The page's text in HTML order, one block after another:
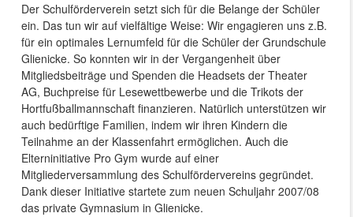
Der Schulförderverein setzt sich für die Belange der Schüler
ein. Das tun wir auf vielfältige Weise: Wir engagieren uns z.B.
für ein optimales Lernumfeld für die Schüler der Grundschule
Glienicke. So konnten wir in der Vergangenheit über
Mitgliedsbeiträge und Spenden die Headsets der Theater
AG, Buchpreise für Lesewettbewerbe und die Trikots der
Hortfußballmannschaft finanzieren. Natürlich unterstützen wir
auch bedürftige Familien, indem wir ihren Kindern die
Teilnahme an der Klassenfahrt ermöglichen. Auch die
Elterninitiative Pro Gym wurde auf einer
Mitgliederversammlung des Schulfördervereins gegründet.
Dank dieser Initiative startete zum neuen Schuljahr 2007/08
das private Gymnasium in Glienicke.